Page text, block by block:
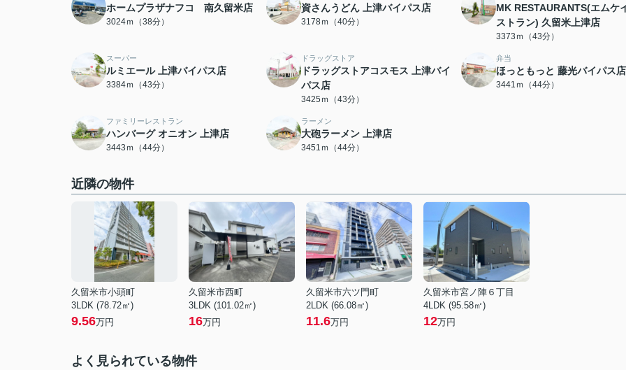
ホームプラザナフコ 南久留米店
3024ｍ（38分）
資さんうどん 上津バイパス店
3178ｍ（40分）
MK RESTAURANTS(エムケ
ストラン) 久留米上津店
3373ｍ（43分）
スーパー
ルミエール 上津バイパス店
3384ｍ（43分）
ドラッグストア
ドラッグストアコスモス 上津バイ
パス店
3425ｍ（43分）
弁当
ほっともっと 藤光バイパス店
3441ｍ（44分）
ファミリーレストラン
ハンバーグ オニオン 上津店
3443ｍ（44分）
ラーメン
大砲ラーメン 上津店
3451ｍ（44分）
近隣の物件
久留米市小頭町
3LDK (78.72㎡)
9.56万円
久留米市西町
3LDK (101.02㎡)
16万円
久留米市六ツ門町
2LDK (66.08㎡)
11.6万円
久留米市宮ノ陣６丁目
4LDK (95.58㎡)
12万円
よく見られている物件